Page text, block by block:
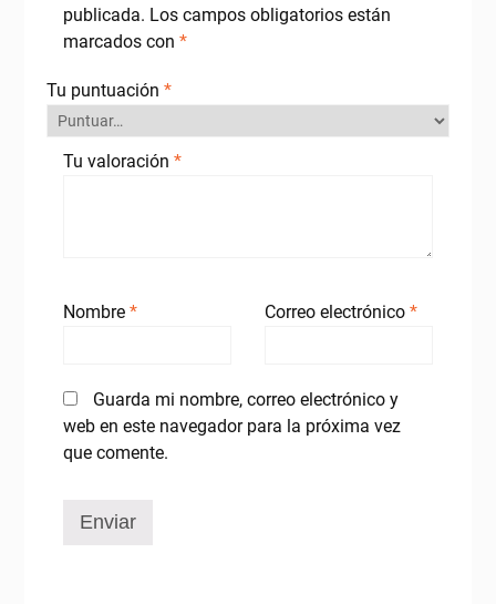
publicada. Los campos obligatorios están
marcados con *
Tu puntuación *
Tu valoración *
Nombre * Correo electrónico *
Guarda mi nombre, correo electrónico y
web en este navegador para la próxima vez
que comente.